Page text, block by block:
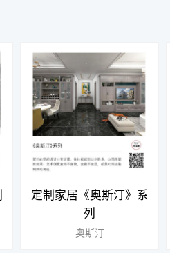
定制家居《奥斯汀》系
列
奥斯汀